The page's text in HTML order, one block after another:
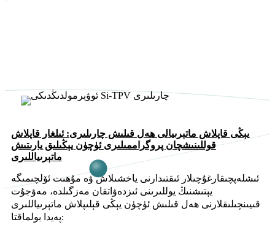
يېڭى قاپلاش ماتېرىيالى ھەل قىلىش چارىلىرى: ئىلغار قاپلاش
قوللىنىشچان پروگراممىلىرى ئۈچۈن يېڭىلىق يارىتىش
ماتېرىياللىرى
ئىشلەپچىقارغۇچىلار ئىقتىدارنى ياخشىلاش ۋە مۇھىت ئۆلچىمىگە
يېتىشنىڭ يوللىرىنى ئىزدەۋاتقان مەزگىلدە، مەۋجۇت
قىيىنچىلىقلارنى ھەل قىلىش ئۈچۈن يېڭى قېلىپلاش ماتېرىياللىرى
پەيدا بولماقتا: